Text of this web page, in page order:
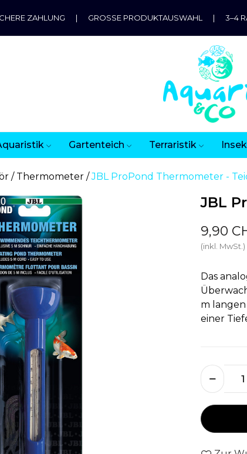
ZAHLUNG | GROSSE PRODUKTAUSWAHL | 3–4
Gartenteich Terraristik
Thermometer JBL ProPond Thermometer -
JBL
9,90
(inkl. MwSt.)
Das
m
einer